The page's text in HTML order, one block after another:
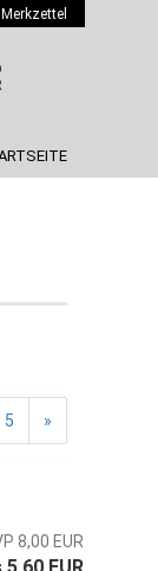
Merkzettel
5 »
8,00 EUR